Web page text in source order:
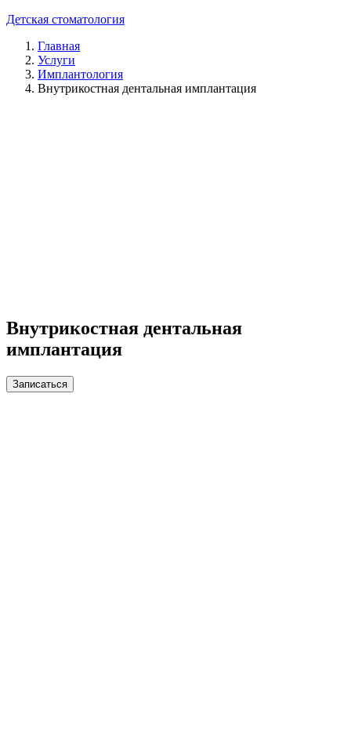
Детская стоматология
Главная
Услуги
Имплантология
Внутрикостная дентальная имплантация
Внутрикостная дентальная
имплантация
Записаться